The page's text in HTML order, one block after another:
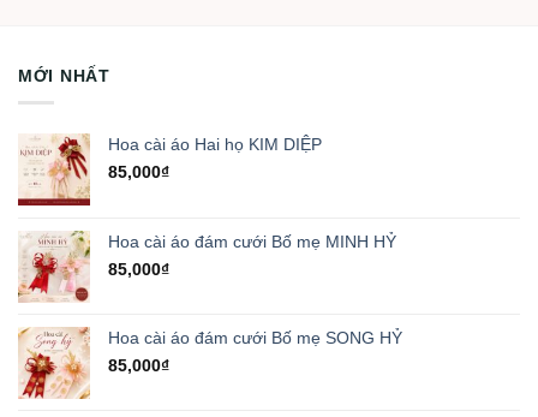
MỚI NHẤT
Hoa cài áo Hai họ KIM DIỆP
85,000₫
Hoa cài áo đám cưới Bố mẹ MINH HỶ
85,000₫
Hoa cài áo đám cưới Bố mẹ SONG HỶ
85,000₫